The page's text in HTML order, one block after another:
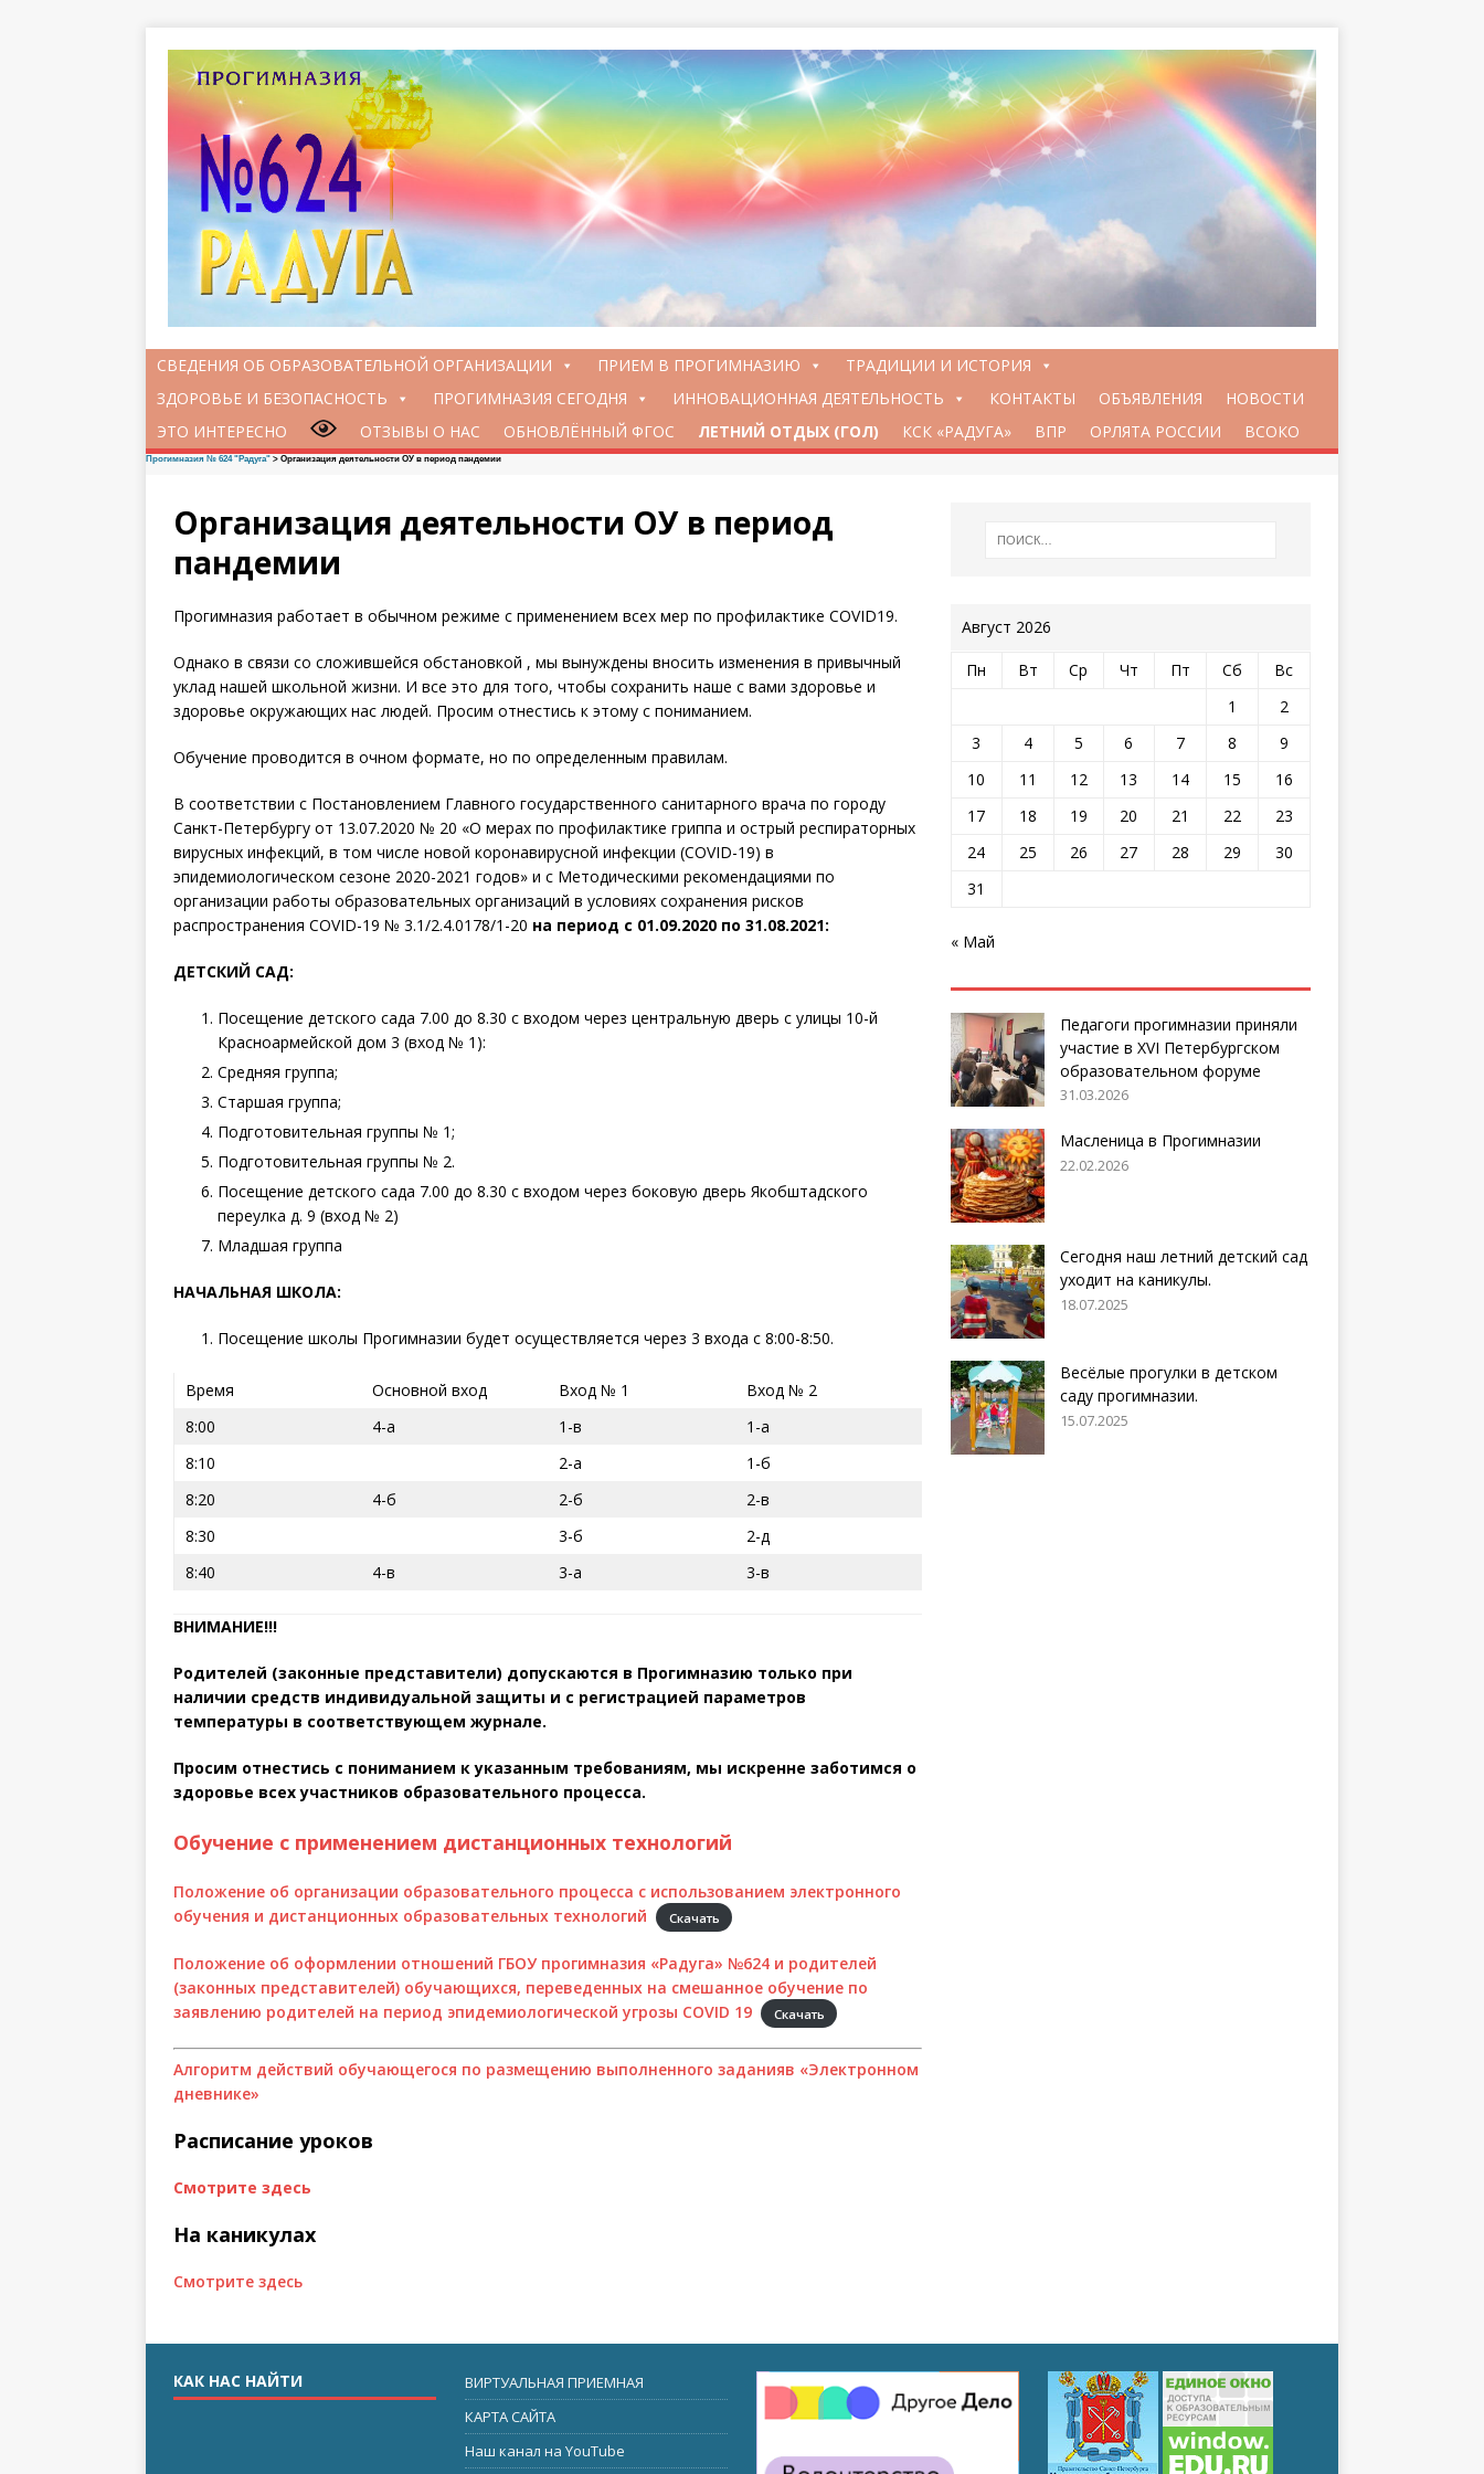
СВЕДЕНИЯ ОБ ОБРАЗОВАТЕЛЬНОЙ ОРГАНИЗАЦИИ ПРИЕМ В ПРОГИМНАЗИЮ
ТРАДИЦИИ И ИСТОРИЯ
ЗДОРОВЬЕ И БЕЗОПАСНОСТЬ
ПРОГИМНАЗИЯ СЕГОДНЯ ИННОВАЦИОННАЯ ДЕЯТЕЛЬНОСТЬ КОНТАКТЫ ОБЪЯВЛЕНИЯ
НОВОСТИ
ЭТО ИНТЕРЕСНО
ОТЗЫВЫ О НАС ОБНОВЛЁННЫЙ ФГОС ЛЕТНИЙ ОТДЫХ (ГОЛ) КСК «РАДУГА» ВПР ОРЛЯТА РОССИИ ВСОКО
Прогимназия № 624 "Радуга" > Oрганизация деятельности ОУ в период пандемии
Oрганизация деятельности ОУ в период
пандемии
Прогимназия работает в обычном режиме с применением всех мер по профилактике COVID19.
Однако в связи со сложившейся обстановкой , мы вынуждены вносить изменения в привычный
уклад нашей школьной жизни. И все это для того, чтобы сохранить наше с вами здоровье и
здоровье окружающих нас людей. Просим отнестись к этому с пониманием.
Обучение проводится в очном формате, но по определенным правилам.
В соответствии с Постановлением Главного государственного санитарного врача по городу
Санкт-Петербургу от 13.07.2020 № 20 «О мерах по профилактике гриппа и острый респираторных
вирусных инфекций, в том числе новой коронавирусной инфекции (COVID-19) в
эпидемиологическом сезоне 2020-2021 годов» и с Методическими рекомендациями по
организации работы образовательных организаций в условиях сохранения рисков
распространения COVID-19 № 3.1/2.4.0178/1-20 на период с 01.09.2020 по 31.08.2021:
ДЕТСКИЙ САД:
Посещение детского сада 7.00 до 8.30 с входом через центральную дверь с улицы 10-й
Красноармейской дом 3 (вход № 1):
Средняя группа;
Старшая группа;
Подготовительная группы № 1;
Подготовительная группы № 2.
Посещение детского сада 7.00 до 8.30 с входом через боковую дверь Якобштадского
переулка д. 9 (вход № 2)
Младшая группа
НАЧАЛЬНАЯ ШКОЛА:
Посещение школы Прогимназии будет осуществляется через 3 входа с 8:00-8:50.
Время Основной вход Вход № 1
Вход № 2
8:00
4-а 1-в
1-а
8:10
2-а
1-б
8:20
4-б 2-б
2-в
8:30
3-б
2-д
8:40
4-в 3-а 3-в
ВНИМАНИЕ!!!
Родителей (законные представители) допускаются в Прогимназию только при
наличии средств индивидуальной защиты и с регистрацией параметров
температуры в соответствующем журнале.
Просим отнестись с пониманием к указанным требованиям, мы искренне заботимся о
здоровье всех участников образовательного процесса.
Обучение с применением дистанционных технологий
Положение об организации образовательного процесса с использованием электронного
обучения и дистанционных образовательных технологий
Скачать
Положение об оформлении отношений ГБОУ прогимназия «Радуга» №624 и родителей
(законных представителей) обучающихся, переведенных на смешанное обучение по
заявлению родителей на период эпидемиологической угрозы COVID 19
Скачать
Алгоритм действий обучающегося по размещению выполненного заданияв «Электронном
дневнике»
Расписание уроков
Смотрите здесь
На каникулах
Смотрите здесь
Август 2026
Пн Вт Ср Чт Пт Сб
Вс
1
2
3
4 5 6 7 8
9
10
11 12 13 14 15
16
17
18 19 20 21 22
23
24
25 26 27 28 29
30
31
« Май
Педагоги прогимназии приняли
участие в XVI Петербургском
образовательном форуме
31.03.2026
Масленица в Прогимназии
22.02.2026
Сегодня наш летний детский сад
уходит на каникулы.
18.07.2025
Весёлые прогулки в детском
саду прогимназии.
15.07.2025
КАК НАС НАЙТИ
ВИРТУАЛЬНАЯ ПРИЕМНАЯ
КАРТА САЙТА
Наш канал на YouTube